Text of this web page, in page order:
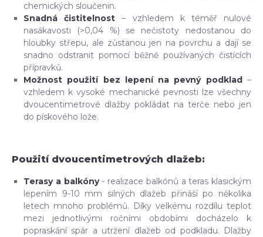
chemických sloučenin.
Snadná čistitelnost – vzhledem k téměř nulové
nasákavosti (>0,04 %) se nečistoty nedostanou do
hloubky střepu, ale zůstanou jen na povrchu a dají se
snadno odstranit pomocí běžně používaných čistících
přípravků.
Možnost použití bez lepení na pevný podklad–
vzhledem k vysoké mechanické pevnosti lze všechny
dvoucentimetrové dlažby pokládat na terče nebo jen
do pískového lože.
Použití dvoucentimetrových dlažeb:
Terasy a balkóny- realizace balkónů a teras klasickým
lepením 9-10 mm silných dlažeb přináší po několika
letech mnoho problémů. Díky velkému rozdílu teplot
mezi jednotlivými ročními obdobími docházelo k
popraskání spár a utržení dlažeb od podkladu. Dlažby